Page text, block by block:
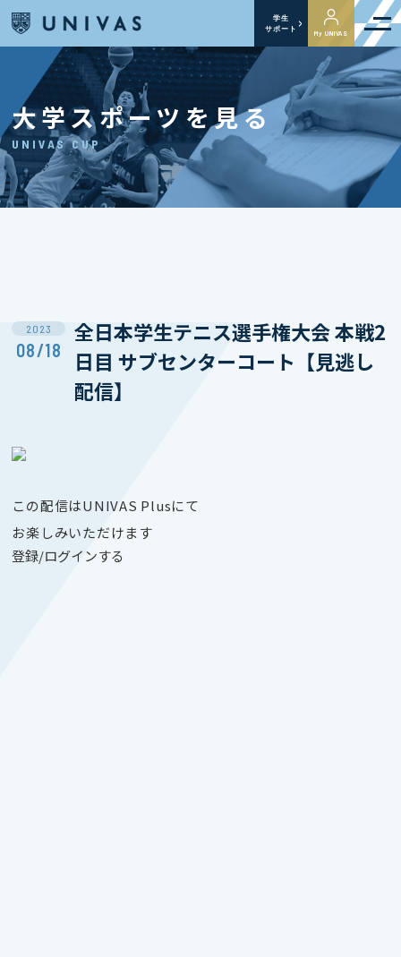
学生
サポート
My UNIVAS
大学スポーツを見る
UNIVAS CUP
2023
08/18
全日本学生テニス選手権大会 本戦2
日目 サブセンターコート【見逃し
配信】
この配信はUNIVAS Plusにて
お楽しみいただけます
登録/ログインする